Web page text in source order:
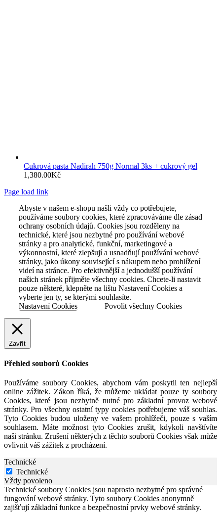
Cukrová pasta Nadirah 750g Normal 3ks + cukrový gel
1,380.00Kč
Page load link
Abyste v našem e-shopu našli vždy co potřebujete,
používáme soubory cookies, které zpracováváme dle zásad
ochrany osobních údajů. Cookies jsou rozděleny na
technické, které jsou nezbytné pro používání webové
stránky a pro analytické, funkční, marketingové a
výkonnostní, které zlepšují a usnadňují používání webové
stránky, jako úkony související s nákupem nebo prohlížení
videí na stránce. Pro efektivnější a jednodušší používání
našich stránek přijměte všechny cookies. Chcete-li nastavit
pouze některé, klepněte na lištu Nastavení Cookies a
vyberte jen ty, se kterými souhlasíte.
Nastavení Cookies
Povolit všechny Cookies
Zavřít
Přehled souborů Cookies
Používáme soubory Cookies, abychom vám poskytli ten nejlepší
online zážitek. Zákon říká, že můžeme ukládat pouze ty soubory
Cookies, které jsou nezbytně nutné pro základní provoz webové
stránky. Pro všechny ostatní typy cookies potřebujeme váš souhlas.
Tyto Cookies budou uloženy ve vašem prohlížeči, pouze s vaším
souhlasem. Máte možnost tyto Cookies zrušit, kdykoli navštívíte
naši stránku. Zrušení některých z těchto souborů Cookies však může
ovlivnit váš zážitek z procházení.
Technické
Technické
Vždy povoleno
Technické soubory Cookies jsou naprosto nezbytné pro správné
fungování webové stránky. Tyto soubory Cookies anonymně
zajišťují základní funkce a bezpečnostní prvky webové stránky.